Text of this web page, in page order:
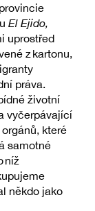
El Ejido,
uprostřed
z kartonu,
práva.
životní
vyčerpávající
které
samotné
níž
někdo jako